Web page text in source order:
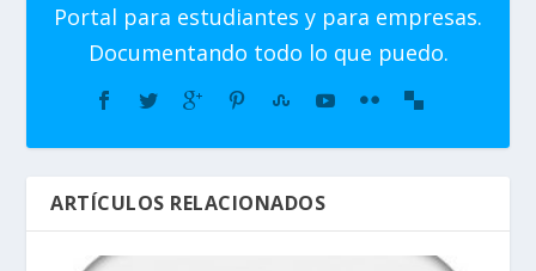
Portal para estudiantes y para empresas.
Documentando todo lo que puedo.
ARTÍCULOS RELACIONADOS